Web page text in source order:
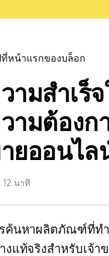
ที่หน้าแรกของบล็อก
ามสำเร็
ามต้องก
ยออนไล
12 นาที
ค้นหาผลิตภัณฑ์ที่ทำ
งแท้จริงสำหรับเจ้า